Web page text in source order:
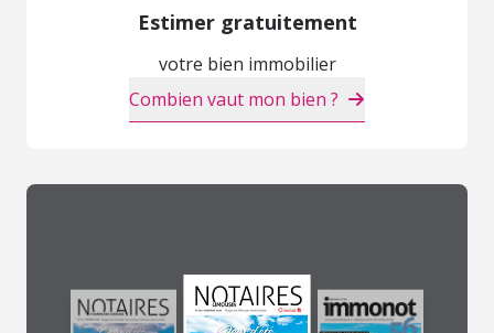
Estimer gratuitement
votre bien immobilier
Combien vaut mon bien ?